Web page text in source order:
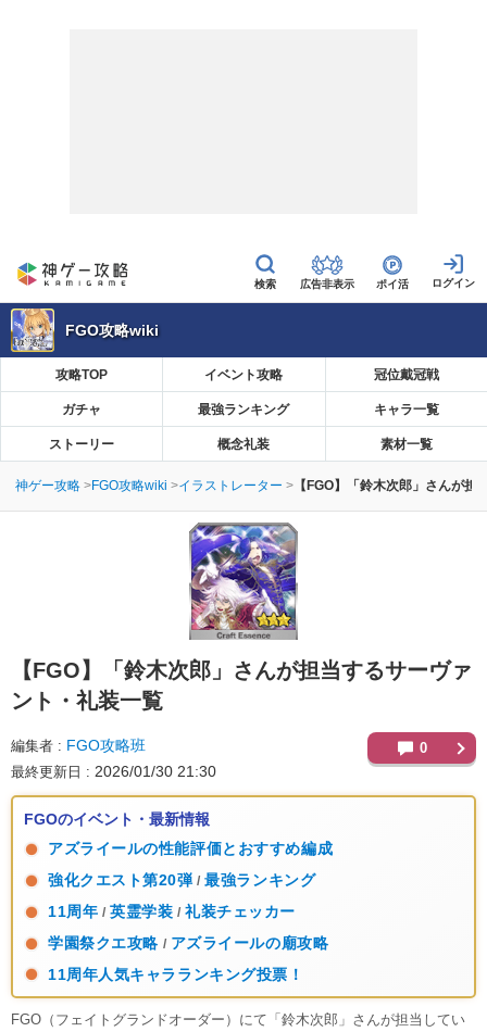
広告非表示 ポイ活
FGO攻略wiki
攻略TOP イベント攻略 冠位戴冠戦
ガチャ 最強ランキング キャラ一覧
ストーリー 概念礼装 素材一覧
神ゲー攻略 FGO攻略wiki イラストレーター 【FGO】「鈴木次郎」さんが
【FGO】
「鈴木次郎」さんが担当するサーヴァ
ント・礼装一覧
編集者 FGO攻略班
最終更新日 2026/01/30 21:30
0
FGOのイベント・最新情報
アズライールの性能評価とおすすめ編成
強化クエスト第20弾 / 最強ランキング
11周年 / 英霊学装 / 礼装チェッカー
学園祭クエ攻略 / アズライールの廟攻略
11周年人気キャラランキング投票！
FGO（フェイトグランドオーダー）にて「鈴木次郎」さんが担当してい